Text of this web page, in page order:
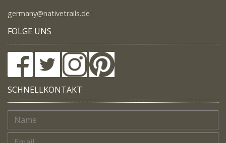
germany@nativetrails.de
FOLGE UNS
SCHNELLKONTAKT